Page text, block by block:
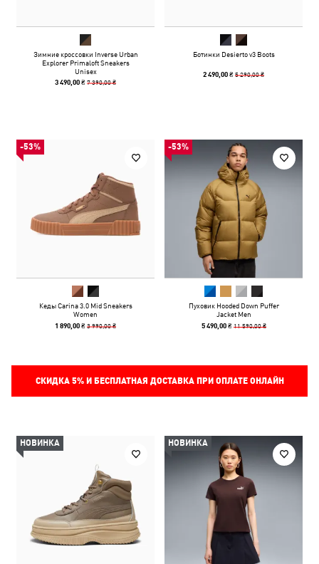
Зимние кроссовки Inverse Urban
Explorer Primaloft Sneakers
Unisex
3 490,00 ₴7 390,00 ₴
Ботинки Desierto v3 Boots
2 490,00 ₴5 290,00 ₴
-53%
Кеды Carina 3.0 Mid Sneakers
Women
1 890,00 ₴3 990,00 ₴
-53%
Пуховик Hooded Down Puffer
Jacket Men
5 490,00 ₴ 11 590,00 ₴
СКИДКА 5%И БЕСПЛАТНАЯ ДОСТАВКА ПРИ ОПЛАТЕ ОНЛАЙН
НОВИНКА НОВИНКА